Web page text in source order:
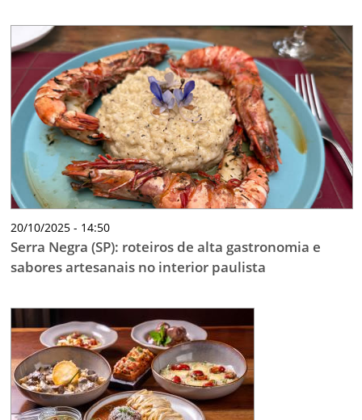
20/10/2025 - 14:50
Serra Negra (SP): roteiros de alta gastronomia e
sabores artesanais no interior paulista